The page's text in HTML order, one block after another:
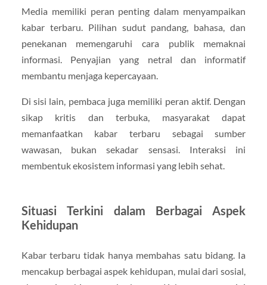
Media memiliki peran penting dalam menyampaikan
kabar terbaru. Pilihan sudut pandang, bahasa, dan
penekanan memengaruhi cara publik memaknai
informasi. Penyajian yang netral dan informatif
membantu menjaga kepercayaan.
Di sisi lain, pembaca juga memiliki peran aktif. Dengan
sikap kritis dan terbuka, masyarakat dapat
memanfaatkan kabar terbaru sebagai sumber
wawasan, bukan sekadar sensasi. Interaksi ini
membentuk ekosistem informasi yang lebih sehat.
Situasi Terkini dalam Berbagai Aspek
Kehidupan
Kabar terbaru tidak hanya membahas satu bidang. Ia
mencakup berbagai aspek kehidupan, mulai dari sosial,